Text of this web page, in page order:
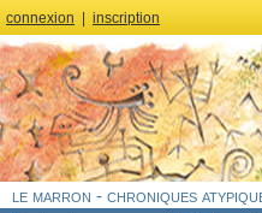
connexion inscription
le marron - chroniques